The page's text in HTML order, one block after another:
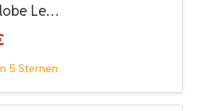
Le…
5 Sternen